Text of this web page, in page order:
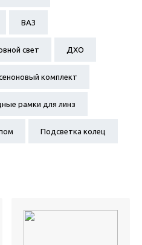
ВАЗ
свет ДХО
комплект
рамки для линз
Подсветка колец